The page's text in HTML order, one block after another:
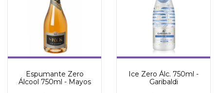
Espumante Zero
Álcool 750ml - Mayos
Ice Zero Álc. 750ml -
Garibaldi